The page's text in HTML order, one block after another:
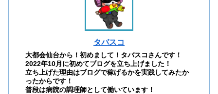
タバスコ
大都会仙台から！初めまして！タバスコさんです！
2022年10月に初めてブログを立ち上げました！
立ち上げた理由はブログで稼げるかを実践してみたか
ったからです！
普段は病院の調理師として働いています！